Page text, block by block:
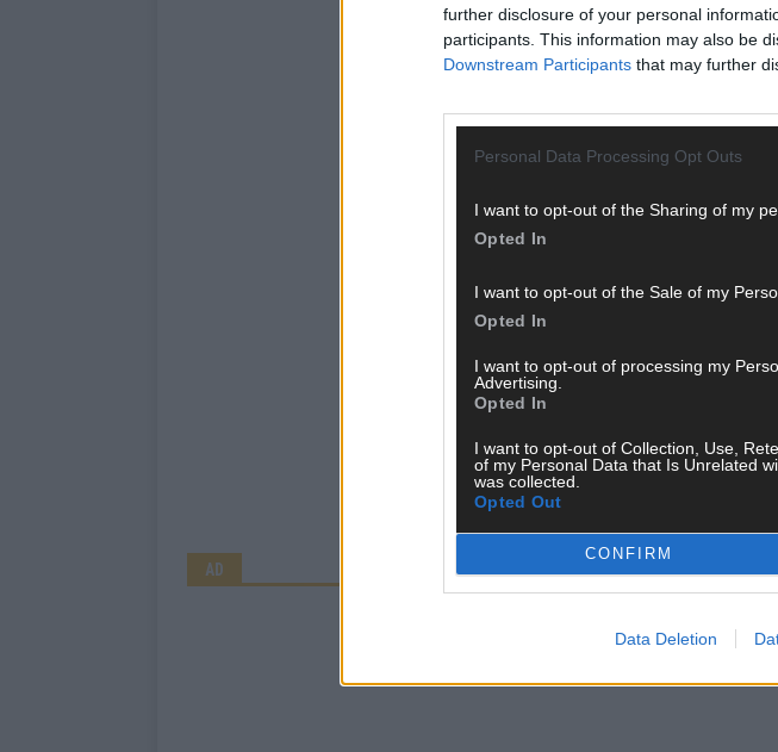
further disclosure of your personal
participants. This information may also be
Downstream Participants that may further
Personal Data Processing Opt Outs
I want to opt-out of the Sharing of my
Opted In
I want to opt-out of the Sale of my
Opted In
I want to opt-out of processing my
Advertising.
Opted In
I want to opt-out of Collection, Use,
of my Personal Data that Is Unrelated
was collected.
Opted Out
CONFIRM
Data Deletion
AD